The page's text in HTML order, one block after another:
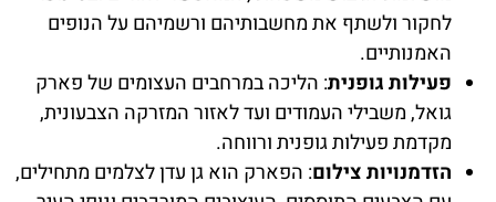
לחקור ולשתף את מחשבותיהם ורשמיהם על הנופים
האמנותיים.
פעילות גופנית: הליכה במרחבים העצומים של פארק
גואל, משבילי העמודים ועד לאזור המזרקה הצבעונית,
מקדמת פעילות גופנית ורווחה.
הזדמנויות צילום: הפארק הוא גן עדן לצלמים מתחילים,